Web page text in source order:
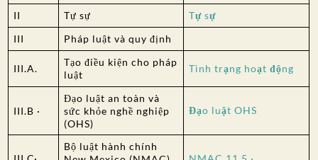
II
Tự sự
Tự sự
III
Pháp luật và quy định
III.A.
Tạo điều kiện cho pháp
luật
Tình trạng hoạt động
III.B ·
Đạo luật an toàn và
sức khỏe nghề nghiệp
(OHS)
Đạo luật OHS
Bộ luật hành chính